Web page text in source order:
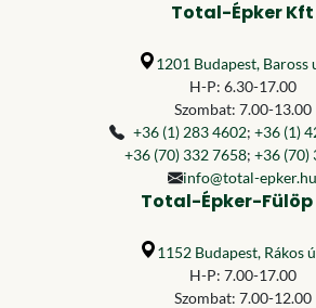
Total-Épker Kft
1201 Budapest, Baross
H-P: 6.30-17.00
Szombat: 7.00-13.00
+36 (1) 283 4602; +36 (1)
+36 (70) 332 7658; +36 (70)
info@total-epker.hu
Total-Épker-Fülöp
1152 Budapest, Rákos
H-P: 7.00-17.00
Szombat: 7.00-12.00